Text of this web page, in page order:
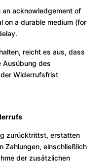
an acknowledgement of
on a durable medium (for
reicht es aus, dass
Ausübung des
Widerrufsfrist
zurücktrittst, erstatten
Zahlungen, einschließlich
der zusätzlichen